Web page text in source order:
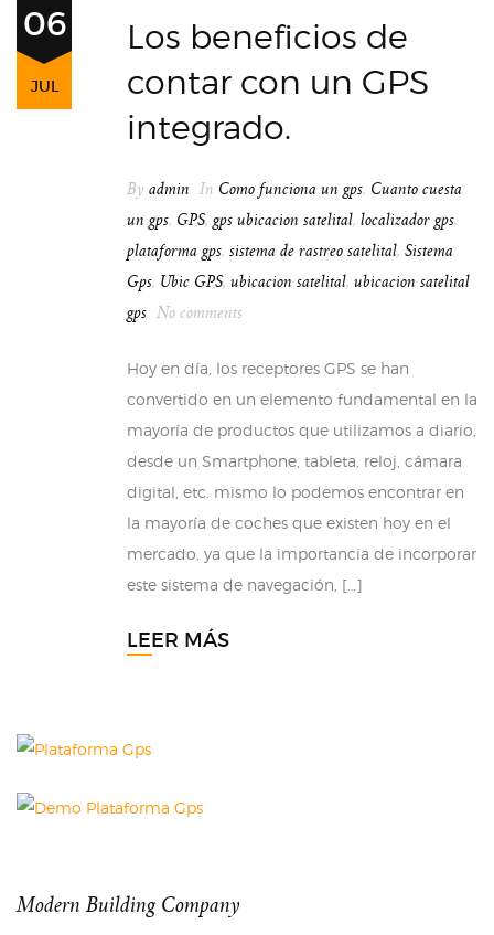
06
JUL
Los beneficios de
contar con un GPS
integrado.
By admin In Como funciona un gps, Cuanto cuesta
un gps, GPS, gps ubicacion satelital, localizador gps,
plataforma gps, sistema de rastreo satelital, Sistema
Gps, Ubic GPS, ubicacion satelital, ubicacion satelital
gps No comments
Hoy en día, los receptores GPS se han
convertido en un elemento fundamental en la
mayoría de productos que utilizamos a diario,
desde un Smartphone, tableta, reloj, cámara
digital, etc. mismo lo podemos encontrar en
la mayoría de coches que existen hoy en el
mercado, ya que la importancia de incorporar
este sistema de navegación, […]
LEER MÁS
Modern Building Company